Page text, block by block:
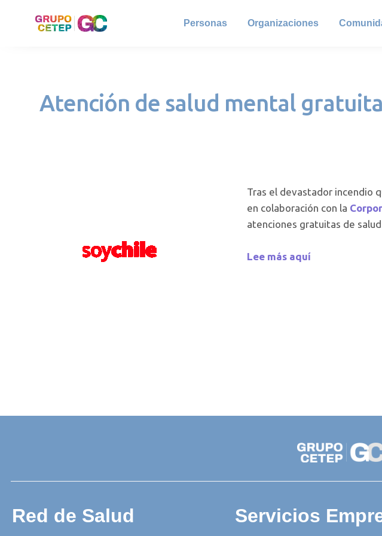
Personas Organizaciones
Atención de salud mental
Tras el devastador incendio
en colaboración con la
atenciones gratuitas de
Lee más aquí
Red de Salud Servicios